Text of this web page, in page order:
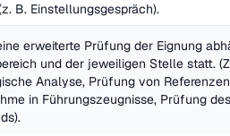
B. Einstellungsgespräch).
erweiterte Prüfung der Eignung
und der jeweiligen Stelle statt.
Analyse, Prüfung von
in Führungszeugnisse, Prüfung